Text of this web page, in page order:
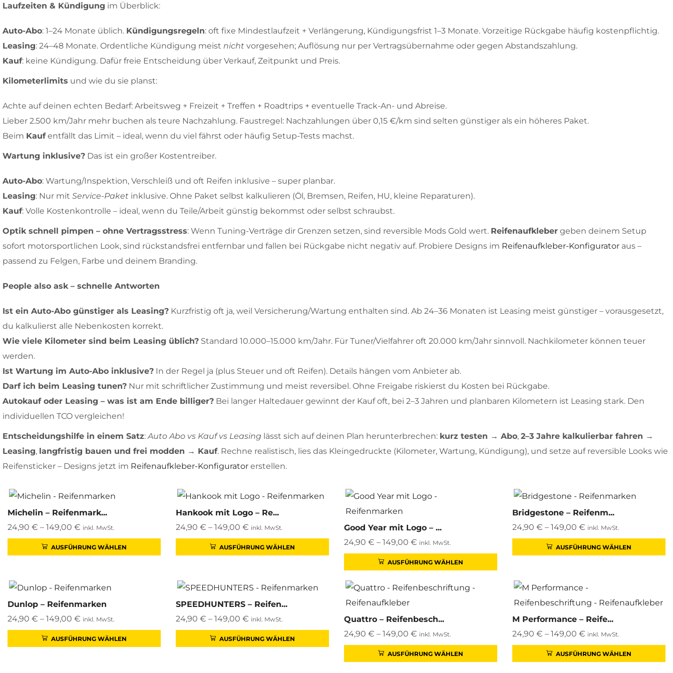
Laufzeiten & Kündigung im Überblick:
Auto-Abo: 1–24 Monate üblich. Kündigungsregeln: oft fixe Mindestlaufzeit + Verlängerung, Kündigungsfrist 1–3 Monate. Vorzeitige Rückgabe häufig kostenpflichtig.
Leasing: 24–48 Monate. Ordentliche Kündigung meist nicht vorgesehen; Auflösung nur per Vertragsübernahme oder gegen Abstandszahlung.
Kauf: keine Kündigung. Dafür freie Entscheidung über Verkauf, Zeitpunkt und Preis.
Kilometerlimits und wie du sie planst:
Achte auf deinen echten Bedarf: Arbeitsweg + Freizeit + Treffen + Roadtrips + eventuelle Track-An- und Abreise.
Lieber 2.500 km/Jahr mehr buchen als teure Nachzahlung. Faustregel: Nachzahlungen über 0,15 €/km sind selten günstiger als ein höheres Paket.
Beim Kaufentfällt das Limit – ideal, wenn du viel fährst oder häufig Setup-Tests machst.
Wartung inklusive? Das ist ein großer Kostentreiber.
Auto-Abo: Wartung/Inspektion, Verschleiß und oft Reifen inklusive – super planbar.
Leasing: Nur mit Service-Paket inklusive. Ohne Paket selbst kalkulieren (Öl, Bremsen, Reifen, HU, kleine Reparaturen).
Kauf: Volle Kostenkontrolle – ideal, wenn du Teile/Arbeit günstig bekommst oder selbst schraubst.
Optik schnell pimpen – ohne Vertragsstress: Wenn Tuning-Verträge dir Grenzen setzen, sind reversible Mods Gold wert. Reifenaufkleber geben deinem Setup
sofort motorsportlichen Look, sind rückstandsfrei entfernbar und fallen bei Rückgabe nicht negativ auf. Probiere Designs im Reifenaufkleber-Konfigurator aus –
passend zu Felgen, Farbe und deinem Branding.
People also ask – schnelle Antworten
Ist ein Auto-Abo günstiger als Leasing? Kurzfristig oft ja, weil Versicherung/Wartung enthalten sind. Ab 24–36 Monaten ist Leasing meist günstiger – vorausgesetzt,
du kalkulierst alle Nebenkosten korrekt.
Wie viele Kilometer sind beim Leasing üblich? Standard 10.000–15.000 km/Jahr. Für Tuner/Vielfahrer oft 20.000 km/Jahr sinnvoll. Nachkilometer können teuer
werden.
Ist Wartung im Auto-Abo inklusive? In der Regel ja (plus Steuer und oft Reifen). Details hängen vom Anbieter ab.
Darf ich beim Leasing tunen? Nur mit schriftlicher Zustimmung und meist reversibel. Ohne Freigabe riskierst du Kosten bei Rückgabe.
Autokauf oder Leasing – was ist am Ende billiger? Bei langer Haltedauer gewinnt der Kauf oft, bei 2–3 Jahren und planbaren Kilometern ist Leasing stark. Den
individuellen TCO vergleichen!
Entscheidungshilfe in einem Satz:Auto Abo vs Kauf vs Leasing lässt sich auf deinen Plan herunterbrechen: kurz testen → Abo, 2–3 Jahre kalkulierbar fahren →
Leasing, langfristig bauen und frei modden → Kauf. Rechne realistisch, lies das Kleingedruckte (Kilometer, Wartung, Kündigung), und setze auf reversible Looks wie
Reifensticker – Designs jetzt im Reifenaufkleber-Konfigurator erstellen.
Michelin – Reifenmark...
24,90 € – 149,00 € inkl. MwSt.
AUSFÜHRUNG WÄHLEN
Hankook mit Logo – Re...
24,90 € – 149,00 € inkl. MwSt.
AUSFÜHRUNG WÄHLEN
Good Year mit Logo – ...
24,90 € – 149,00 € inkl. MwSt.
AUSFÜHRUNG WÄHLEN
Bridgestone – Reifenm...
24,90 € – 149,00 € inkl. MwSt.
AUSFÜHRUNG WÄHLEN
Dunlop – Reifenmarken
24,90 € – 149,00 € inkl. MwSt.
AUSFÜHRUNG WÄHLEN
SPEEDHUNTERS – Reifen...
24,90 € – 149,00 € inkl. MwSt.
AUSFÜHRUNG WÄHLEN
Quattro – Reifenbesch...
24,90 € – 149,00 € inkl. MwSt.
AUSFÜHRUNG WÄHLEN
M Performance – Reife...
24,90 € – 149,00 € inkl. MwSt.
AUSFÜHRUNG WÄHLEN